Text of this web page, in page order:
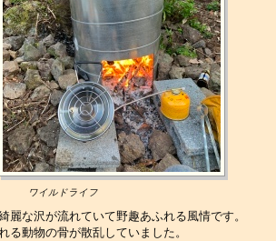
ワイルドライフ
麗な沢が流れていて野趣あふれる風情です。
る動物の骨が散乱していました。